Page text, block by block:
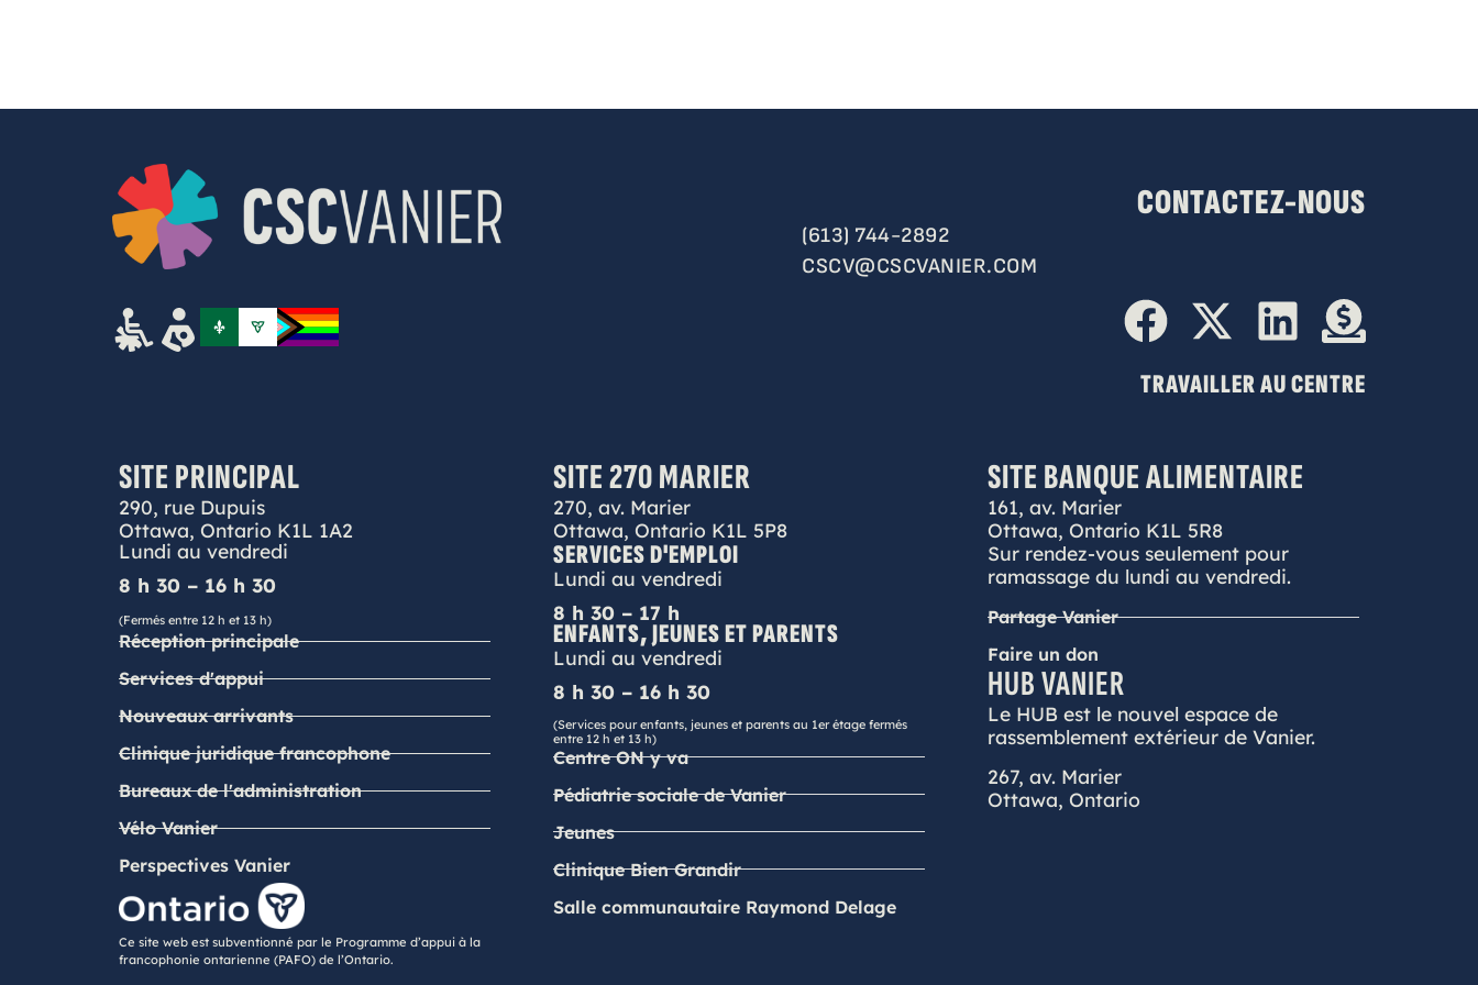
CONTACTEZ-NOUS
(613) 744-2892
CSCV@CSCVANIER.COM
TRAVAILLER AU CENTRE
SITE PRINCIPAL
290, rue Dupuis
Ottawa, Ontario K1L 1A2
Lundi au vendredi
8 h 30 – 16 h 30
(Fermés entre 12 h et 13 h)
Réception principale
Services d'appui
Nouveaux arrivants
Clinique juridique francophone
Bureaux de l'administration
Vélo Vanier
Perspectives Vanier
Ce site web est subventionné par le Programme d’appui à la
francophonie ontarienne (PAFO) de l’Ontario.
SITE 270 MARIER
270, av. Marier
Ottawa, Ontario K1L 5P8
SERVICES D'EMPLOI
Lundi au vendredi
8 h 30 – 17 h
ENFANTS, JEUNES ET PARENTS
Lundi au vendredi
8 h 30 – 16 h 30
(Services pour enfants, jeunes et parents au 1er étage fermés
entre 12 h et 13 h)
Centre ON y va
Pédiatrie sociale de Vanier
Jeunes
Clinique Bien Grandir
Salle communautaire Raymond Delage
SITE BANQUE ALIMENTAIRE
161, av. Marier
Ottawa, Ontario K1L 5R8
Sur rendez-vous seulement pour
ramassage du lundi au vendredi.
Partage Vanier
Faire un don
HUB VANIER
Le HUB est le nouvel espace de
rassemblement extérieur de Vanier.
267, av. Marier
Ottawa, Ontario